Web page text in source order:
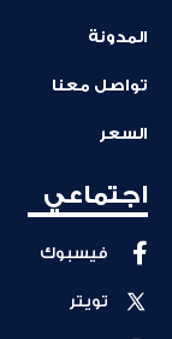
المدونة
تواصل معنا
السعر
اجتماعي
فيسبوك
تويتر